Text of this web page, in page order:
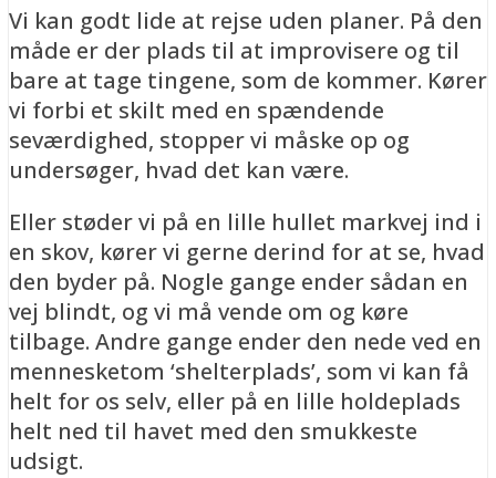
Vi kan godt lide at rejse uden planer. På den
måde er der plads til at improvisere og til
bare at tage tingene, som de kommer. Kører
vi forbi et skilt med en spændende
seværdighed, stopper vi måske op og
undersøger, hvad det kan være.
Eller støder vi på en lille hullet markvej ind i
en skov, kører vi gerne derind for at se, hvad
den byder på. Nogle gange ender sådan en
vej blindt, og vi må vende om og køre
tilbage. Andre gange ender den nede ved en
mennesketom ‘shelterplads’, som vi kan få
helt for os selv, eller på en lille holdeplads
helt ned til havet med den smukkeste
udsigt.